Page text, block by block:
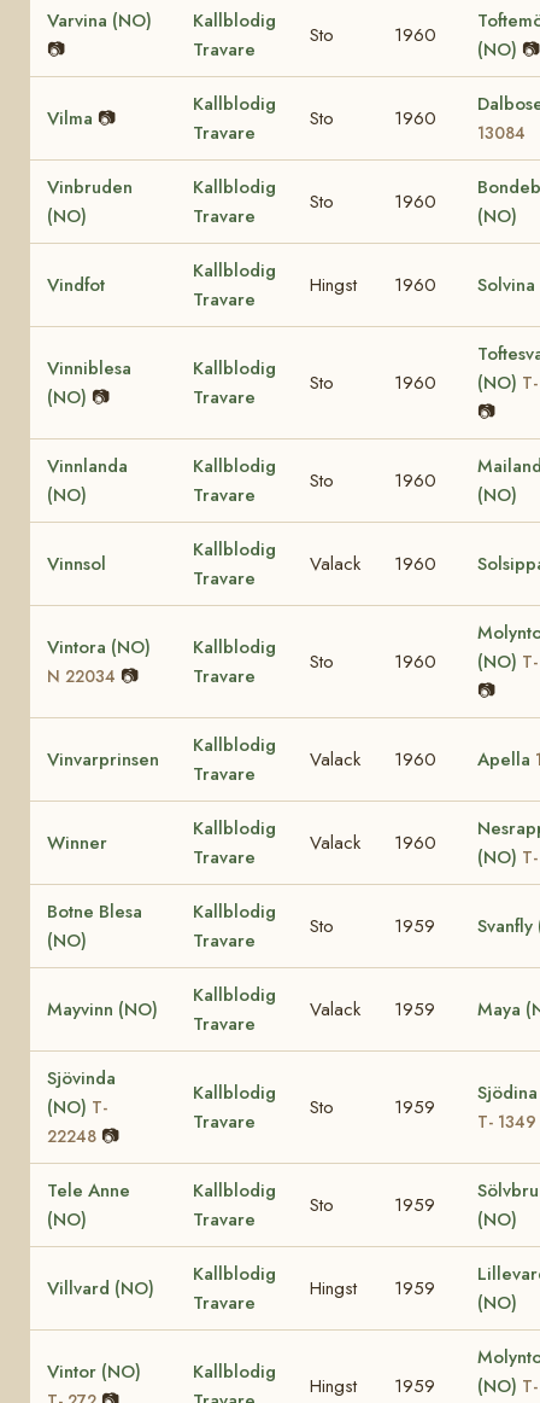
Varvina (NO)
📷
Kallblodig
Travare
Sto 1960
(NO) 📷
Vilma 📷
Kallblodig
Travare
Sto 1960
13084
Vinbruden
(NO)
Kallblodig
Travare
Sto 1960
(NO)
Vindfot
Kallblodig
Travare
Hingst 1960 Solvina
Vinniblesa
(NO) 📷
Kallblodig
Travare
Sto 1960
(NO)
📷
Vinnlanda
(NO)
Kallblodig
Travare
Sto 1960
(NO)
Vinnsol
Kallblodig
Travare
Valack 1960
Vintora (NO)
N 22034 📷
Kallblodig
Travare
Sto 1960
(NO)
📷
Vinvarprinsen
Kallblodig
Travare
Valack 1960 Apella
Winner
Kallblodig
Travare
Valack 1960
(NO)
Botne Blesa
(NO)
Kallblodig
Travare
Sto 1959 Svanfly
Mayvinn (NO)
Kallblodig
Travare
Valack 1959 Maya
Sjövinda
(NO) T-
22248 📷
Kallblodig
Travare
Sto 1959
T- 1349
Tele Anne
(NO)
Kallblodig
Travare
Sto 1959
(NO)
Villvard (NO)
Kallblodig
Travare
Hingst 1959
(NO)
Vintor (NO)
Kallblodig
Hingst 1959
(NO)